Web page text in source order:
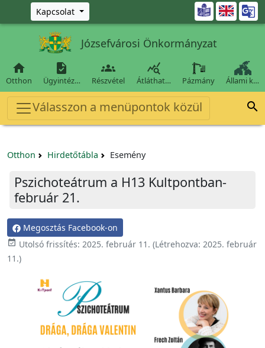
Ugrás a fő tartalomra
Kapcsolat 
Józsefvárosi Önkormányzat

Otthon

Ügyintéz…

Részvétel

Átláthat… Pázmány Állami k…
Válasszon a menüpontok közül 
Otthon Hirdetőtábla Esemény
Pszichoteátrum a H13 Kultpontban-
február 21.
Megosztás Facebook-on
 Utolsó frissítés: 2025. február 11. (Létrehozva: 2025. február
11.)